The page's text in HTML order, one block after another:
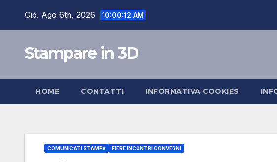
Gio. Ago 6th, 2026 10:00:12 AM
Stampare in 3D
HOME CONTATTI INFORMATIVA COOKIES
COMUNICATI STAMPA FIERE INCONTRI CONVEGNI